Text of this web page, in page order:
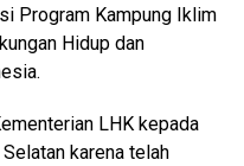
Program Kampung Iklim
Hidup dan
LHK kepada
karena telah